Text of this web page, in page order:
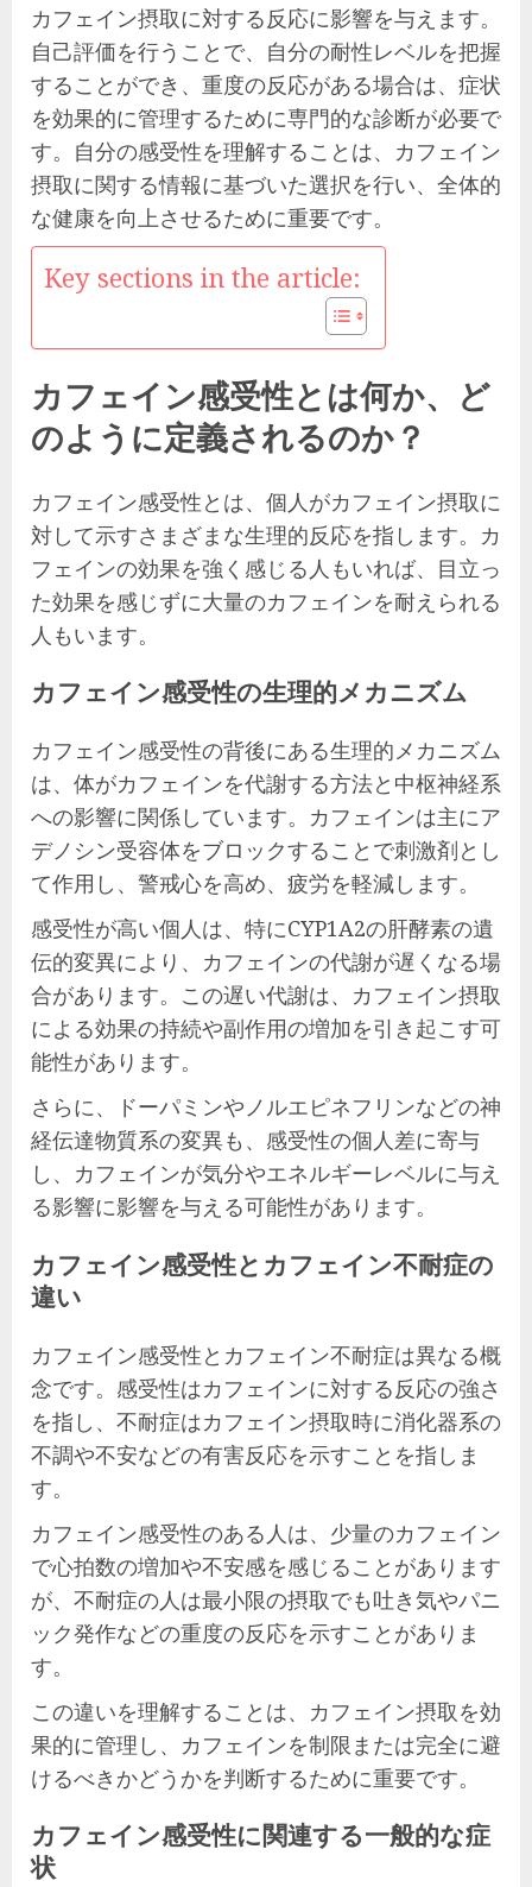
カフェイン摂取に対する反応に影響を与えます。
自己評価を行うことで、自分の耐性レベルを把握
することができ、重度の反応がある場合は、症状
を効果的に管理するために専門的な診断が必要で
す。自分の感受性を理解することは、カフェイン
摂取に関する情報に基づいた選択を行い、全体的
な健康を向上させるために重要です。
Key sections in the article:
カフェイン感受性とは何か、ど
のように定義されるのか？
カフェイン感受性とは、個人がカフェイン摂取に
対して示すさまざまな生理的反応を指します。カ
フェインの効果を強く感じる人もいれば、目立っ
た効果を感じずに大量のカフェインを耐えられる
人もいます。
カフェイン感受性の生理的メカニズム
カフェイン感受性の背後にある生理的メカニズム
は、体がカフェインを代謝する方法と中枢神経系
への影響に関係しています。カフェインは主にア
デノシン受容体をブロックすることで刺激剤とし
て作用し、警戒心を高め、疲労を軽減します。
感受性が高い個人は、特にCYP1A2の肝酵素の遺
伝的変異により、カフェインの代謝が遅くなる場
合があります。この遅い代謝は、カフェイン摂取
による効果の持続や副作用の増加を引き起こす可
能性があります。
さらに、ドーパミンやノルエピネフリンなどの神
経伝達物質系の変異も、感受性の個人差に寄与
し、カフェインが気分やエネルギーレベルに与え
る影響に影響を与える可能性があります。
カフェイン感受性とカフェイン不耐症の
違い
カフェイン感受性とカフェイン不耐症は異なる概
念です。感受性はカフェインに対する反応の強さ
を指し、不耐症はカフェイン摂取時に消化器系の
不調や不安などの有害反応を示すことを指しま
す。
カフェイン感受性のある人は、少量のカフェイン
で心拍数の増加や不安感を感じることがあります
が、不耐症の人は最小限の摂取でも吐き気やパニ
ック発作などの重度の反応を示すことがありま
す。
この違いを理解することは、カフェイン摂取を効
果的に管理し、カフェインを制限または完全に避
けるべきかどうかを判断するために重要です。
カフェイン感受性に関連する一般的な症
状